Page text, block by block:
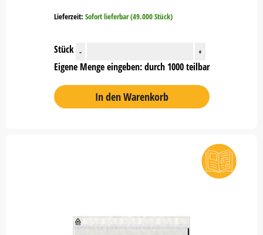
Lieferzeit: Sofort lieferbar (49.000 Stück)
Stück - +
Eigene Menge eingeben: durch 1000 teilbar
In den Warenkorb